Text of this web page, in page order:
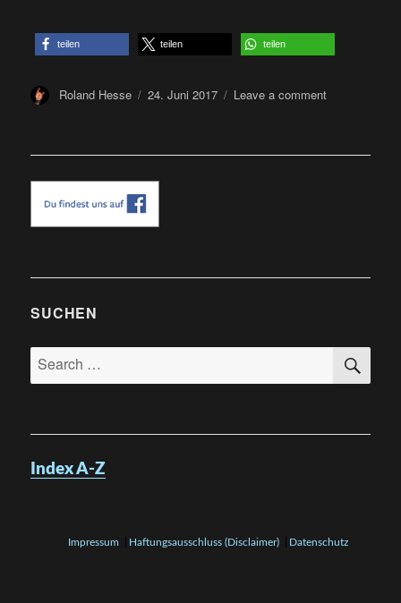
teilen teilen teilen
Author
Roland Hesse
Posted
24. Juni 2017 Leave a commenton
SUCHEN
Search
for:
Index A-Z
Impressum Haftungsausschluss (Disclaimer) Datenschutz